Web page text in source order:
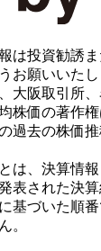
は投資勧誘
お願いいたし
阪取引所、
価の著作
過去の株価
は、決算情
表された決
基づいた順
。